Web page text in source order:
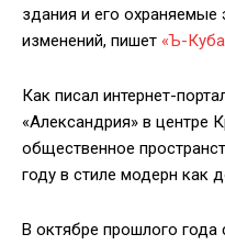
здания и его охраняемые
изменений, пишет «Ъ-
Как писал интернет-
«Александрия» в центре
общественное
году в стиле модерн как
В октябре прошлого года